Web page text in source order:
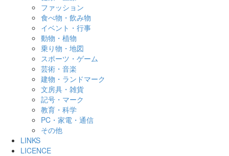
ファッション
食べ物・飲み物
イベント・行事
動物・植物
乗り物・地図
スポーツ・ゲーム
芸術・音楽
建物・ランドマーク
文房具・雑貨
記号・マーク
教育・科学
PC・家電・通信
その他
LINKS
LICENCE